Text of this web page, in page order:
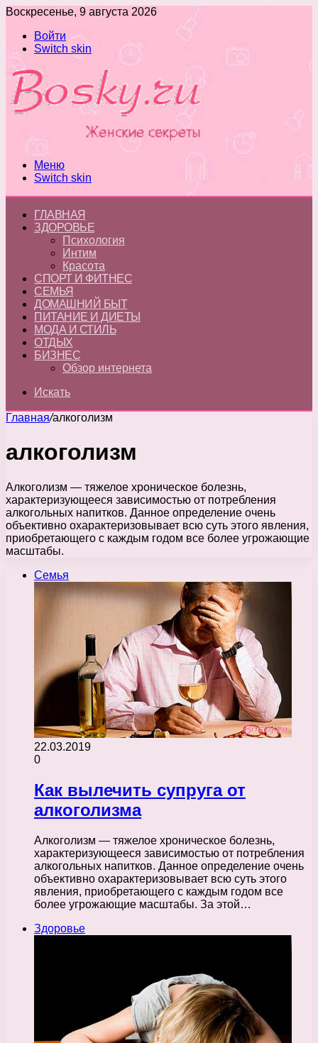
Воскресенье, 9 августа 2026
Войти
Switch skin
Меню
Switch skin
ГЛАВНАЯ
ЗДОРОВЬЕ
Психология
Интим
Красота
СПОРТ И ФИТНЕС
СЕМЬЯ
ДОМАШНИЙ БЫТ
ПИТАНИЕ И ДИЕТЫ
МОДА И СТИЛЬ
ОТДЫХ
БИЗНЕС
Обзор интернета
Искать
Главная/алкоголизм
алкоголизм
Алкоголизм — тяжелое хроническое болезнь,
характеризующееся зависимостью от потребления
алкогольных напитков. Данное определение очень
объективно охарактеризовывает всю суть этого явления,
приобретающего с каждым годом все более угрожающие
масштабы.
Семья
22.03.2019
0
Как вылечить супруга от
алкоголизма
Алкоголизм — тяжелое хроническое болезнь,
характеризующееся зависимостью от потребления
алкогольных напитков. Данное определение очень
объективно охарактеризовывает всю суть этого
явления, приобретающего с каждым годом все
более угрожающие масштабы. За этой…
Здоровье